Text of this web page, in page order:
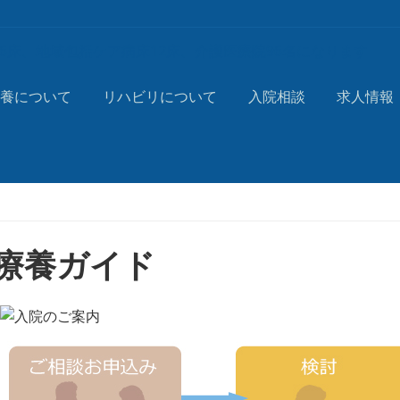
について リハビリについて 入院相談 求人情報
養ガイド